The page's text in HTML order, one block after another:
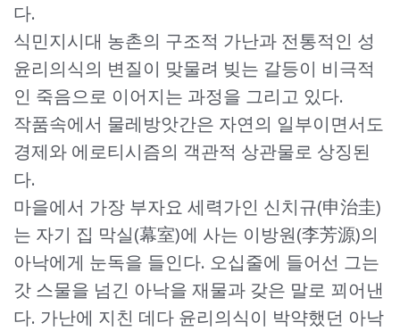
다.
식민지시대 농촌의 구조적 가난과 전통적인 성
윤리의식의 변질이 맞물려 빚는 갈등이 비극적
인 죽음으로 이어지는 과정을 그리고 있다.
작품속에서 물레방앗간은 자연의 일부이면서도
경제와 에로티시즘의 객관적 상관물로 상징된
다.
마을에서 가장 부자요 세력가인 신치규(申治圭)
는 자기 집 막실(幕室)에 사는 이방원(李芳源)의
아낙에게 눈독을 들인다. 오십줄에 들어선 그는
갓 스물을 넘긴 아낙을 재물과 갖은 말로 꾀어낸
다. 가난에 지친 데다 윤리의식이 박약했던 아낙